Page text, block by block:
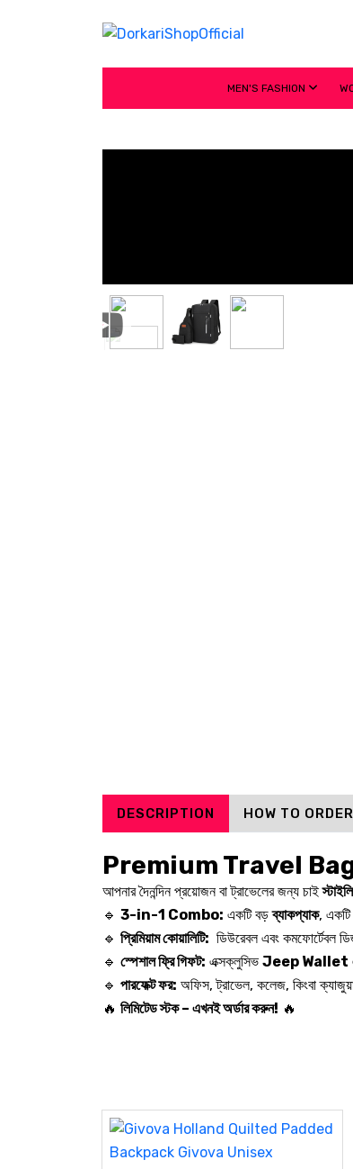
MEN'S FASHION
DESCRIPTION HOW TO ORDER
Premium Travel
আপনার দৈনন্দিন প্রয়োজন বা ট্রাভেলের জন্য চাই
🔹 3-in-1 Combo: একটি বড়ব্যাকপ্যাক, একটি
🔹 প্রিমিয়াম কোয়ালিটি: ডিউরেবল এবং কমফোর্টেবল
🔹 স্পেশাল ফ্রি গিফট: এক্সক্লুসিভ Jeep Wallet
🔹 পারফেক্ট ফর: অফিস, ট্রাভেল, কলেজ, কিংবা
🔥 লিমিটেড স্টক – এখনই অর্ডার করুন! 🔥